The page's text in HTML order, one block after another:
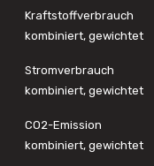
Kraftstoffverbrauch
kombiniert, gewichtet
Stromverbrauch
kombiniert, gewichtet
CO2-Emission
kombiniert, gewichtet